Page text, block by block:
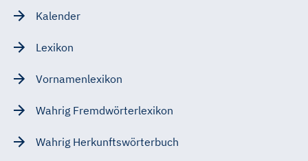
Kalender
Lexikon
Vornamenlexikon
Wahrig Fremdwörterlexikon
Wahrig Herkunftswörterbuch